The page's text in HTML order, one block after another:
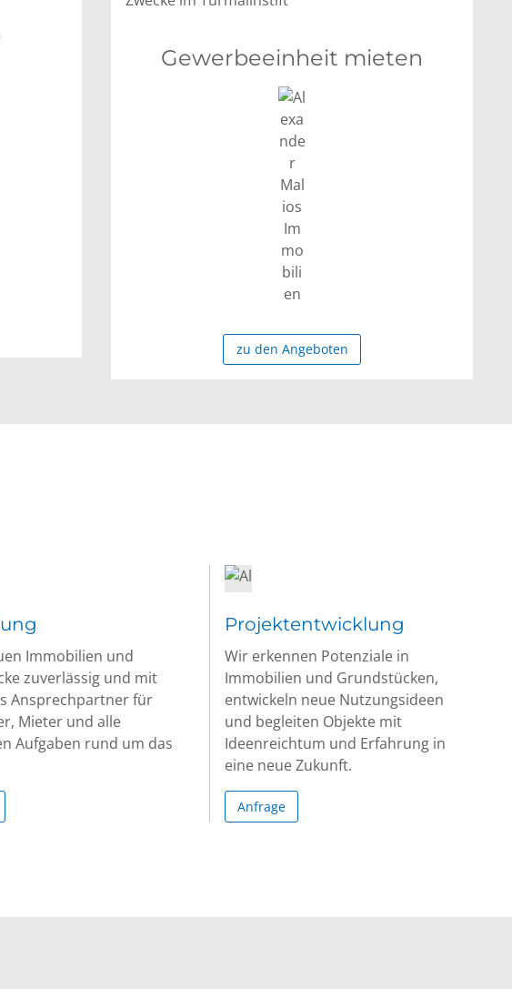
Gewerbeeinheit mieten
zu den Angeboten
Immobilien und
zuverlässig und mit
Ansprechpartner für
Mieter und alle
Aufgaben rund um das
Projektentwicklung
Wir erkennen Potenziale in
Immobilien und Grundstücken,
entwickeln neue Nutzungsideen
und begleiten Objekte mit
Ideenreichtum und Erfahrung in
eine neue Zukunft.
Anfrage